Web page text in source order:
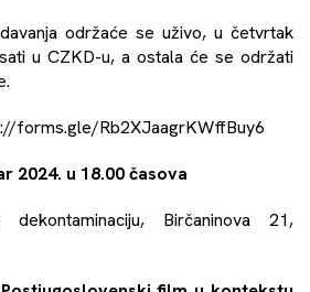
održaće se uživo, u četvrtak
u CZKD-u, a ostala će se održati
forms.gle/Rb2XJaagrKWffBuy6
2024. u 18.00 časova
Birčaninova 21,